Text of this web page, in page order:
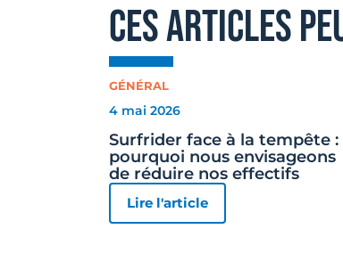
ces articles
GÉNÉRAL
4 mai 2026
Surfrider face à la tempête :
pourquoi nous envisageons
de réduire nos effectifs
Lire l'article